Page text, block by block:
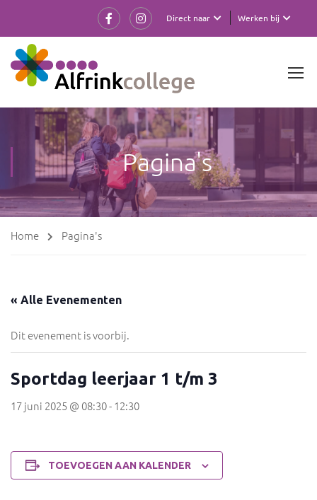
Werken bij
Direct naar
Pagina's
Home Pagina's
« Alle Evenementen
Dit evenement is voorbij.
Sportdag leerjaar 1 t/m 3
17 juni 2025 @ 08:30-12:30
TOEVOEGEN AAN KALENDER